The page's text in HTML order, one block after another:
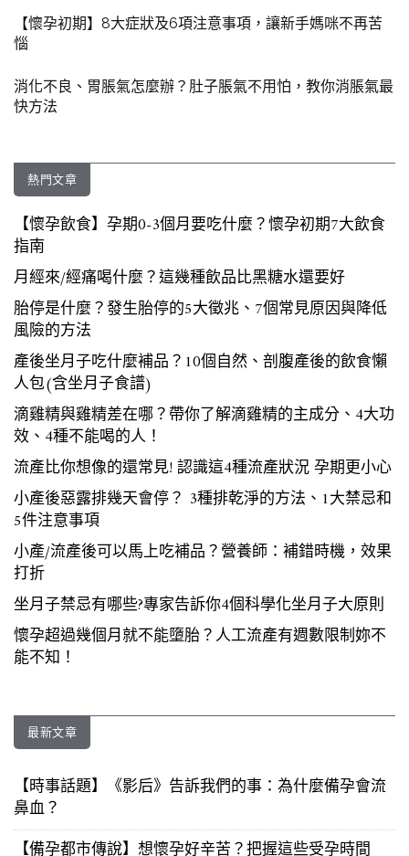
【懷孕初期】8大症狀及6項注意事項，讓新手媽咪不再苦
惱
消化不良、胃脹氣怎麼辦？肚子脹氣不用怕，教你消脹氣最
快方法
熱門文章
【懷孕飲食】孕期0-3個月要吃什麼？懷孕初期7大飲食
指南
月經來/經痛喝什麼？這幾種飲品比黑糖水還要好
胎停是什麼？發生胎停的5大徵兆、7個常見原因與降低
風險的方法
產後坐月子吃什麼補品？10個自然、剖腹產後的飲食懶
人包(含坐月子食譜)
滴雞精與雞精差在哪？帶你了解滴雞精的主成分、4大功
效、4種不能喝的人！
流產比你想像的還常見! 認識這4種流產狀況 孕期更小心
小產後惡露排幾天會停？ 3種排乾淨的方法、1大禁忌和
5件注意事項
小產/流產後可以馬上吃補品？營養師：補錯時機，效果
打折
坐月子禁忌有哪些?專家告訴你4個科學化坐月子大原則
懷孕超過幾個月就不能墮胎？人工流產有週數限制妳不
能不知！
最新文章
【時事話題】《影后》告訴我們的事：為什麼備孕會流
鼻血？
【備孕都市傳說】想懷孕好辛苦？把握這些受孕時間